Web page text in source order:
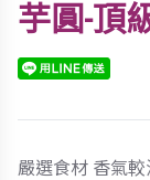
芋圓-頂
嚴選食材 香氣